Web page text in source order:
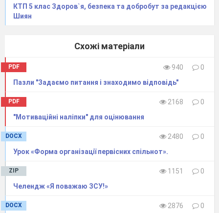
КТП 5 клас Здоров`я, безпека та добробут за редакцією
Шиян
Схожі матеріали
PDF 940
0
Пазли "Задаємо питання і знаходимо відповідь"
PDF 2168
0
"Мотиваційні наліпки" для оцінювання
DOCX 2480
0
Урок «Форма організації первісних спільнот».
ZIP 1151
0
Челендж «Я поважаю ЗСУ!»
DOCX 2876
0